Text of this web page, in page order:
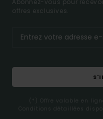
offres exclusives.
(*) Offre valable en
Conditions détaillées